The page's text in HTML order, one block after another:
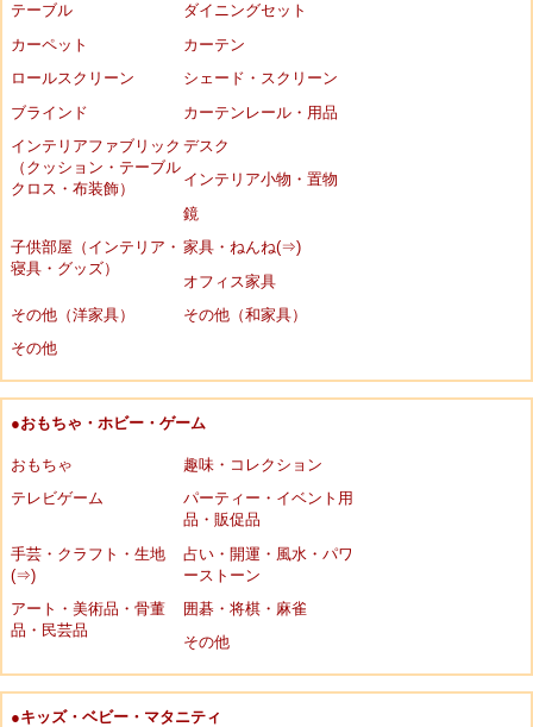
テーブル
ダイニングセット
カーペット
カーテン
ロールスクリーン
シェード・スクリーン
ブラインド
カーテンレール・用品
インテリアファブリック
（クッション・テーブル
クロス・布装飾）
デスク
インテリア小物・置物
鏡
子供部屋（インテリア・
寝具・グッズ）
家具・ねんね(⇒)
オフィス家具
その他（洋家具）
その他（和家具）
その他
●おもちゃ・ホビー・ゲーム
おもちゃ
趣味・コレクション
テレビゲーム
パーティー・イベント用
品・販促品
手芸・クラフト・生地
(⇒)
占い・開運・風水・パワ
ーストーン
アート・美術品・骨董
品・民芸品
囲碁・将棋・麻雀
その他
●キッズ・ベビー・マタニティ